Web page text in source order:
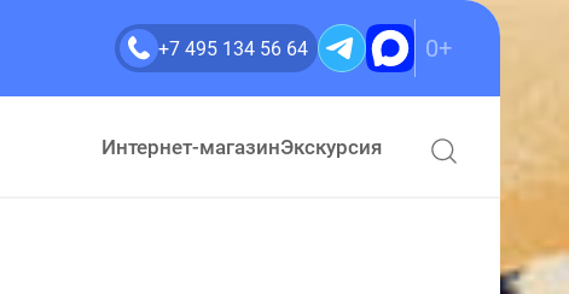
+7 495 134 56 64 0+
Интернет-магазинЭкскурсия